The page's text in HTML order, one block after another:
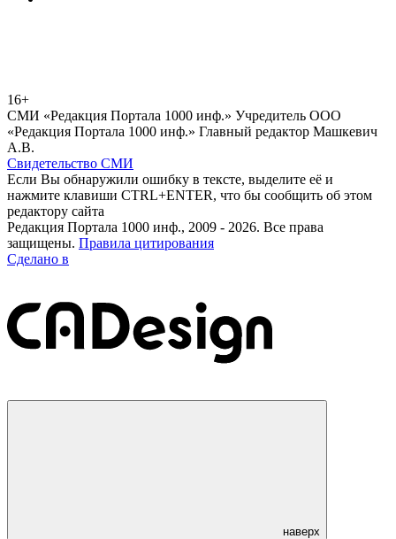
16+
СМИ «Редакция Портала 1000 инф.» Учредитель ООО
«Редакция Портала 1000 инф.» Главный редактор Машкевич
А.В.
Свидетельство СМИ
Если Вы обнаружили ошибку в тексте, выделите её и
нажмите клавиши CTRL+ENTER, что бы сообщить об этом
редактору сайта
Редакция Портала 1000 инф., 2009 - 2026. Все права
защищены. Правила цитирования
Сделано в
наверх